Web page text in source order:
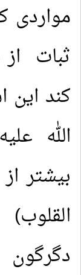
مواردی
ثبات
کند
الله
بیشتر
دگرگون